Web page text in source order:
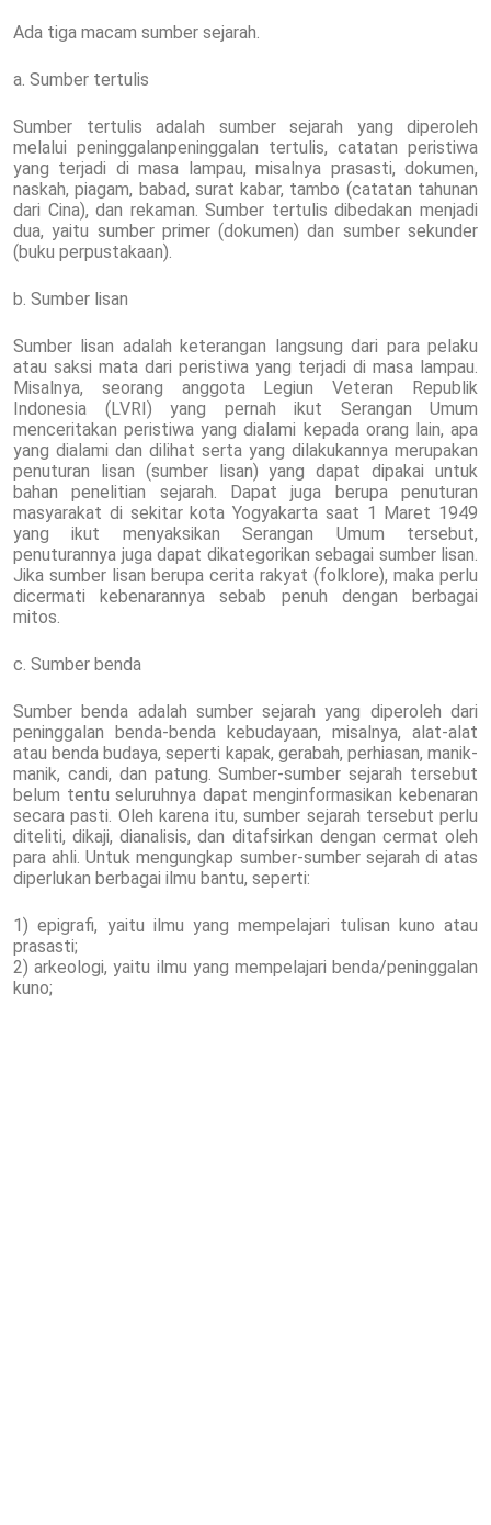
Ada tiga macam sumber sejarah.
a. Sumber tertulis
Sumber tertulis adalah sumber sejarah yang diperoleh
melalui peninggalanpeninggalan tertulis, catatan peristiwa
yang terjadi di masa lampau, misalnya prasasti, dokumen,
naskah, piagam, babad, surat kabar, tambo (catatan tahunan
dari Cina), dan rekaman. Sumber tertulis dibedakan menjadi
dua, yaitu sumber primer (dokumen) dan sumber sekunder
(buku perpustakaan).
b. Sumber lisan
Sumber lisan adalah keterangan langsung dari para pelaku
atau saksi mata dari peristiwa yang terjadi di masa lampau.
Misalnya, seorang anggota Legiun Veteran Republik
Indonesia (LVRI) yang pernah ikut Serangan Umum
menceritakan peristiwa yang dialami kepada orang lain, apa
yang dialami dan dilihat serta yang dilakukannya merupakan
penuturan lisan (sumber lisan) yang dapat dipakai untuk
bahan penelitian sejarah. Dapat juga berupa penuturan
masyarakat di sekitar kota Yogyakarta saat 1 Maret 1949
yang ikut menyaksikan Serangan Umum tersebut,
penuturannya juga dapat dikategorikan sebagai sumber lisan.
Jika sumber lisan berupa cerita rakyat (folklore), maka perlu
dicermati kebenarannya sebab penuh dengan berbagai
mitos.
c. Sumber benda
Sumber benda adalah sumber sejarah yang diperoleh dari
peninggalan benda-benda kebudayaan, misalnya, alat-alat
atau benda budaya, seperti kapak, gerabah, perhiasan, manik-
manik, candi, dan patung. Sumber-sumber sejarah tersebut
belum tentu seluruhnya dapat menginformasikan kebenaran
secara pasti. Oleh karena itu, sumber sejarah tersebut perlu
diteliti, dikaji, dianalisis, dan ditafsirkan dengan cermat oleh
para ahli. Untuk mengungkap sumber-sumber sejarah di atas
diperlukan berbagai ilmu bantu, seperti:
1) epigrafi, yaitu ilmu yang mempelajari tulisan kuno atau
prasasti;
2) arkeologi, yaitu ilmu yang mempelajari benda/peninggalan
kuno;